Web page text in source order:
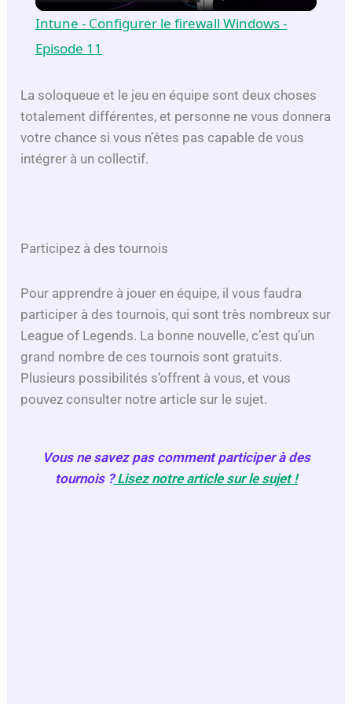
y
V
e
o
Intune - Configurer le firewall Windows -
Episode 11
La soloqueue et le jeu en équipe sont deux choses
totalement différentes, et personne ne vous donnera
votre chance si vous n’êtes pas capable de vous
intégrer à un collectif.
Participez à des tournois
Pour apprendre à jouer en équipe, il vous faudra
participer à des tournois, qui sont très nombreux sur
League of Legends. La bonne nouvelle, c’est qu’un
grand nombre de ces tournois sont gratuits.
Plusieurs possibilités s’offrent à vous, et vous
pouvez consulter notre article sur le sujet.
Vous ne savez pas comment participer à des
tournois ?Lisez notre article sur le sujet !